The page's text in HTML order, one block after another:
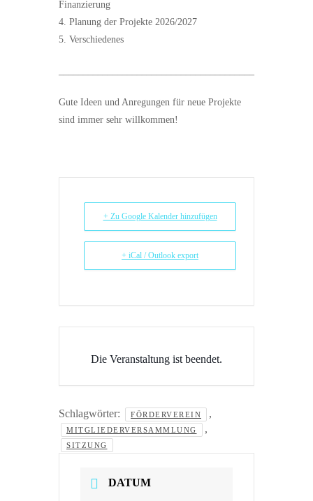
Finanzierung
4. Planung der Projekte 2026/2027
5. Verschiedenes
Gute Ideen und Anregungen für neue Projekte
sind immer sehr willkommen!
+ Zu Google Kalender hinzufügen
+ iCal / Outlook export
Die Veranstaltung ist beendet.
Schlagwörter: FÖRDERVEREIN ,
MITGLIEDERVERSAMMLUNG ,
SITZUNG
DATUM